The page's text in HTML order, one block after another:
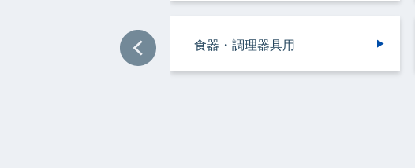
食器・調理器具用
ヘアケア＆ボディケア用
調理サポート用
ドライクリーニング用
ドライクリーニング用